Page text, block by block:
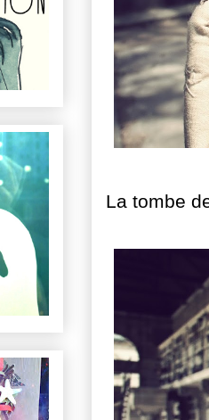
La tombe